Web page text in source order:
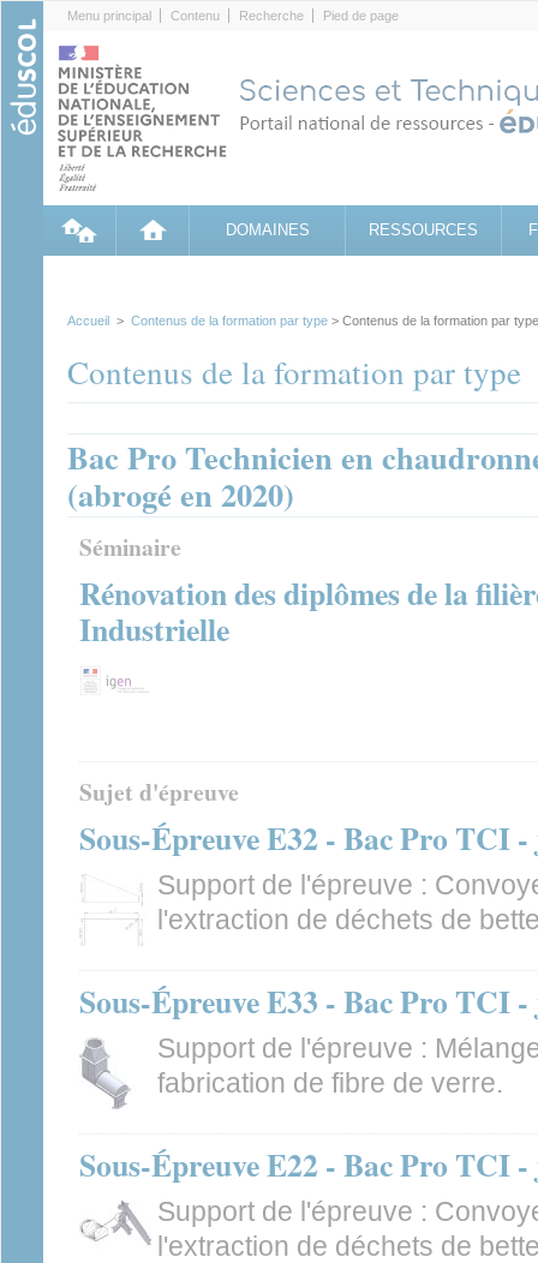
Menu principal Contenu Recherche Pied de page
DOMAINES RESSOURCES
Accueil > Contenus de la formation par type > Contenus de la formation par type
Contenus de la formation par type
Bac Pro Technicien en
(abrogé en 2020)
Séminaire
Rénovation des diplômes de la
Industrielle
Sujet d'épreuve
Sous-Épreuve E32 - Bac Pro TCI
Support de l'épreuve :
l'extraction de déchets de
Sous-Épreuve E33 - Bac Pro TCI
Support de l'épreuve :
fabrication de fibre de verre.
Sous-Épreuve E22 - Bac Pro TCI
Support de l'épreuve :
l'extraction de déchets de